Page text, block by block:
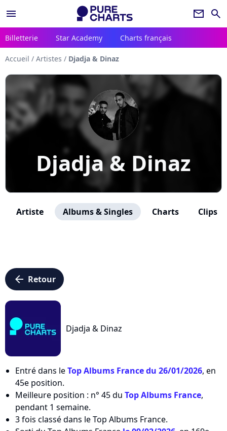
menu newsletter search
Billetterie Star Academy Charts français
Accueil / Artistes / Djadja & Dinaz
Djadja & Dinaz
Artiste Albums & Singles Charts Clips
arrow_left Retour
Djadja & Dinaz
Entré dans leTop Albums France du 26/01/2026, en
45e position.
Meilleure position : n° 45 du Top Albums France,
pendant 1 semaine.
3 fois classé dans le Top Albums France.